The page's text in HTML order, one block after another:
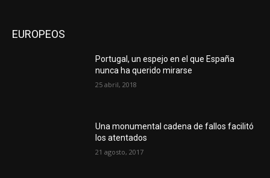
EUROPEOS
Portugal, un espejo en el que España
nunca ha querido mirarse
25 abril, 2018
Una monumental cadena de fallos facilitó
los atentados
21 agosto, 2017